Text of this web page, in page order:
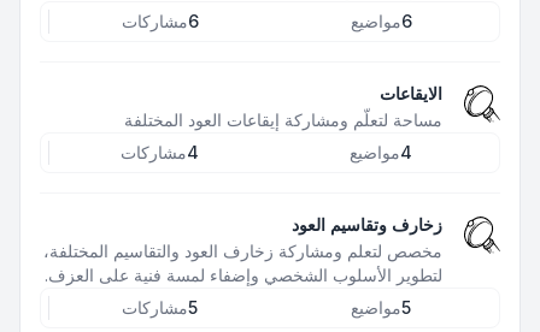
6مواضيع 6مشاركات
الايقاعات
مساحة لتعلّم ومشاركة إيقاعات العود المختلفة
4مواضيع 4مشاركات
زخارف وتقاسيم العود
مخصص لتعلم ومشاركة زخارف العود والتقاسيم المختلفة،
لتطوير الأسلوب الشخصي وإضفاء لمسة فنية على العزف.
5مواضيع 5مشاركات